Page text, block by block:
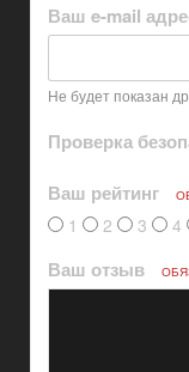
Ваш e-mail
Не будет показан
Проверка
Ваш рейтинг
1 2 3 4
Ваш отзыв